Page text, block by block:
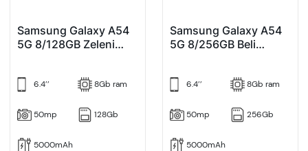
Samsung Galaxy A54
5G 8/128GB Zeleni
6.4’’ 8Gb ram
50mp 128Gb
5000mAh
Samsung Galaxy A54
5G 8/256GB Beli
6.4’’ 8Gb ram
50mp 256Gb
5000mAh